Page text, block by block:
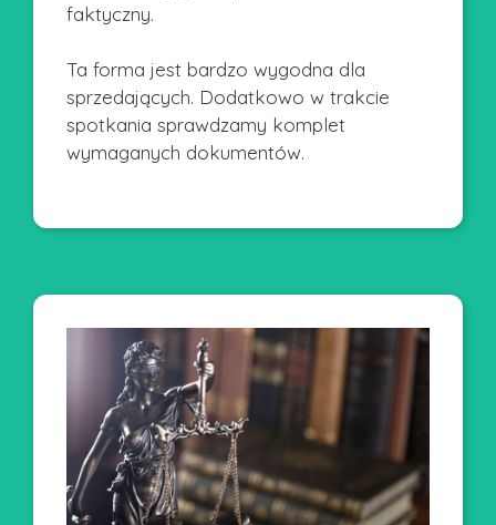
faktyczny.
Ta forma jest bardzo wygodna dla
sprzedających. Dodatkowo w trakcie
spotkania sprawdzamy komplet
wymaganych dokumentów.